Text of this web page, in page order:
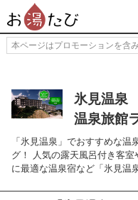
本ページはプロモーションを含
氷見温泉
温泉旅館
「氷見温泉」でおすすめな
グ！ 人気の露天風呂付き客室
に最適な温泉宿など「氷見温